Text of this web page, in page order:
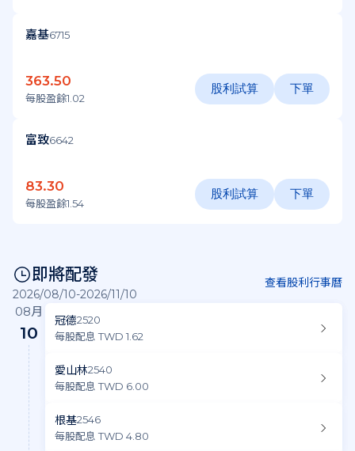
嘉基6715
363.50
每股盈餘1.02
股利試算 下單
富致6642
83.30
每股盈餘1.54
股利試算 下單
即將配發
2026/08/10-2026/11/10
查看股利行事曆
08月
10
冠德2520
每股配息 TWD 1.62
愛山林2540
每股配息 TWD 6.00
根基2546
每股配息 TWD 4.80